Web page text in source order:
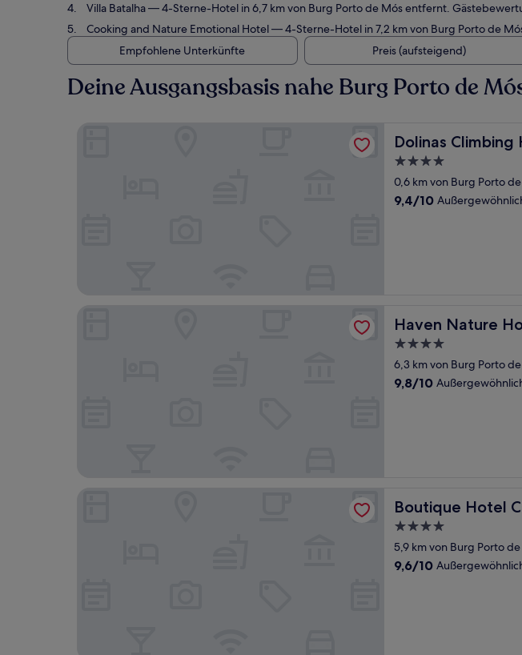
Villa Batalha— 4-Sterne-Hotel in 6,7 km von Burg Porto de Mós entfernt.
Cooking and Nature Emotional Hotel— 4-Sterne-Hotel in 7,2 km von Burg Porto de
Empfohlene Unterkünfte
Preis (aufsteigend)
Deine Ausgangsbasis nahe Burg Porto de
Dolinas Climbing
Dolinas Climbing
4.0-
Sterne-
Unterkunft
0,6 km von Burg Porto
9.4
9,4/10
Haven Nature
Haven Nature Hotel
4.0-
Sterne-
Unterkunft
6,3 km von Burg Porto
9.8
9,8/10
Boutique Hotel
Boutique Hotel Casa
4.0-
Sterne-
Unterkunft
5,9 km von Burg Porto
9.6
9,6/10